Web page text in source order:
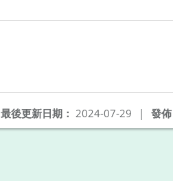
發佈
最後更新日期： 2024-07-29 |